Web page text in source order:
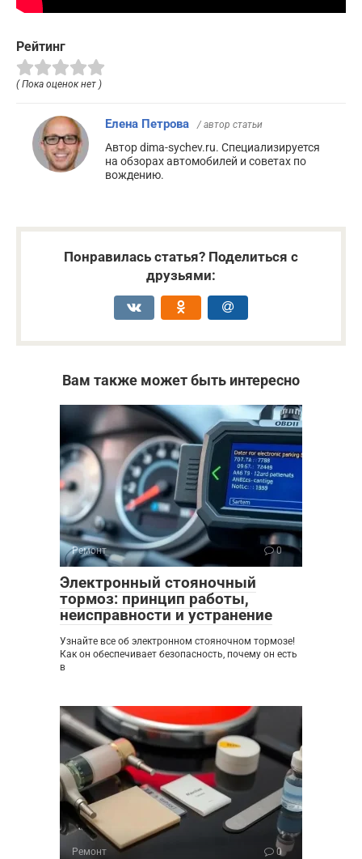
Рейтинг
( Пока оценок нет )
Елена Петрова / автор статьи
Автор dima-sychev.ru. Специализируется
на обзорах автомобилей и советах по
вождению.
Понравилась статья? Поделиться с
друзьями:
Вам также может быть интересно
Ремонт 0
Электронный стояночный
тормоз: принцип работы,
неисправности и устранение
Узнайте все об электронном стояночном тормозе!
Как он обеспечивает безопасность, почему он есть
в
Ремонт 0